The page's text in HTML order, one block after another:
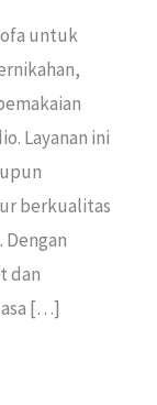
untuk
Layanan ini
berkualitas
Dengan
dan
[…]